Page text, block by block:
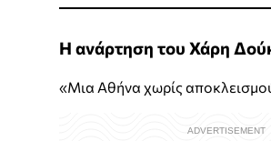
Η ανάρτηση του Χάρη
«Μια Αθήνα χωρίς